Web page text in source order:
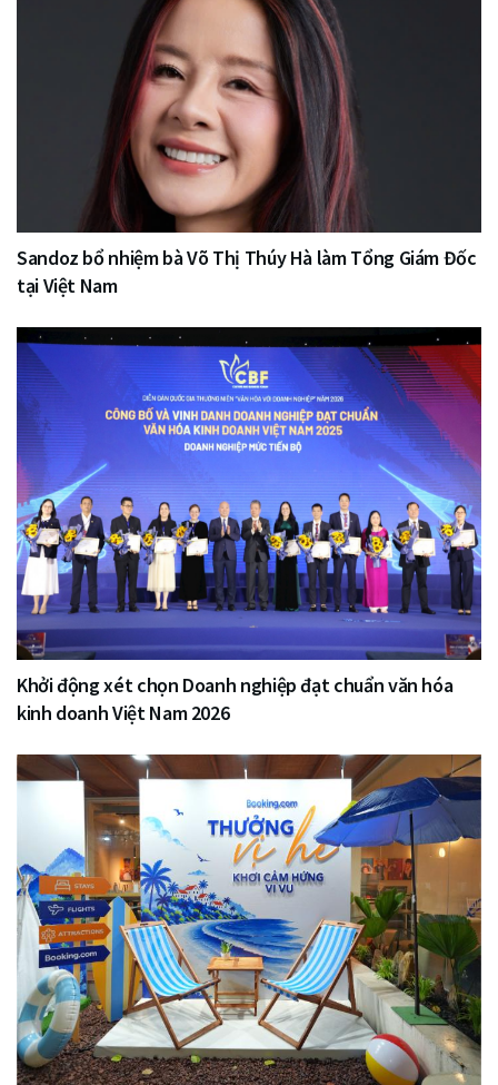
Sandoz bổ nhiệm bà Võ Thị Thúy Hà làm Tổng Giám Đốc
tại Việt Nam
Khởi động xét chọn Doanh nghiệp đạt chuẩn văn hóa
kinh doanh Việt Nam 2026